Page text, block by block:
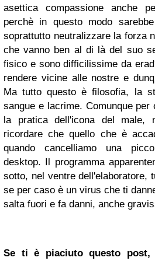
asettica compassione anche
perchè in questo modo
soprattutto neutralizzare la forza
che vanno ben al di là del suo
fisico e sono difficilissime da
rendere vicine alle nostre e
Ma tutto questo è filosofia, la
sangue e lacrime. Comunque per
la pratica dell'icona del male,
ricordare che quello che è
quando cancelliamo una
desktop. Il programma
sotto, nel ventre dell'elaboratore,
se per caso è un virus che ti
salta fuori e fa danni, anche
Se ti è piaciuto questo post,